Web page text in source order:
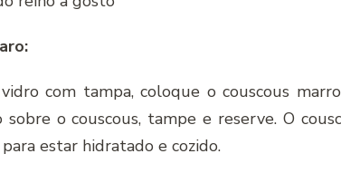
com tampa, coloque o couscous
o couscous, tampe e reserve. O
para estar hidratado e cozido.